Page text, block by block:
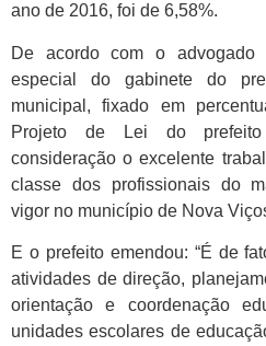
ano de 2016, foi de 6,58%.
De acordo com o advogado
especial do gabinete do
municipal, fixado em
Projeto de Lei do
consideração o excelente
classe dos profissionais do
vigor no município de Nova
E o prefeito emendou: “É de
atividades de direção,
orientação e coordenação
unidades escolares de